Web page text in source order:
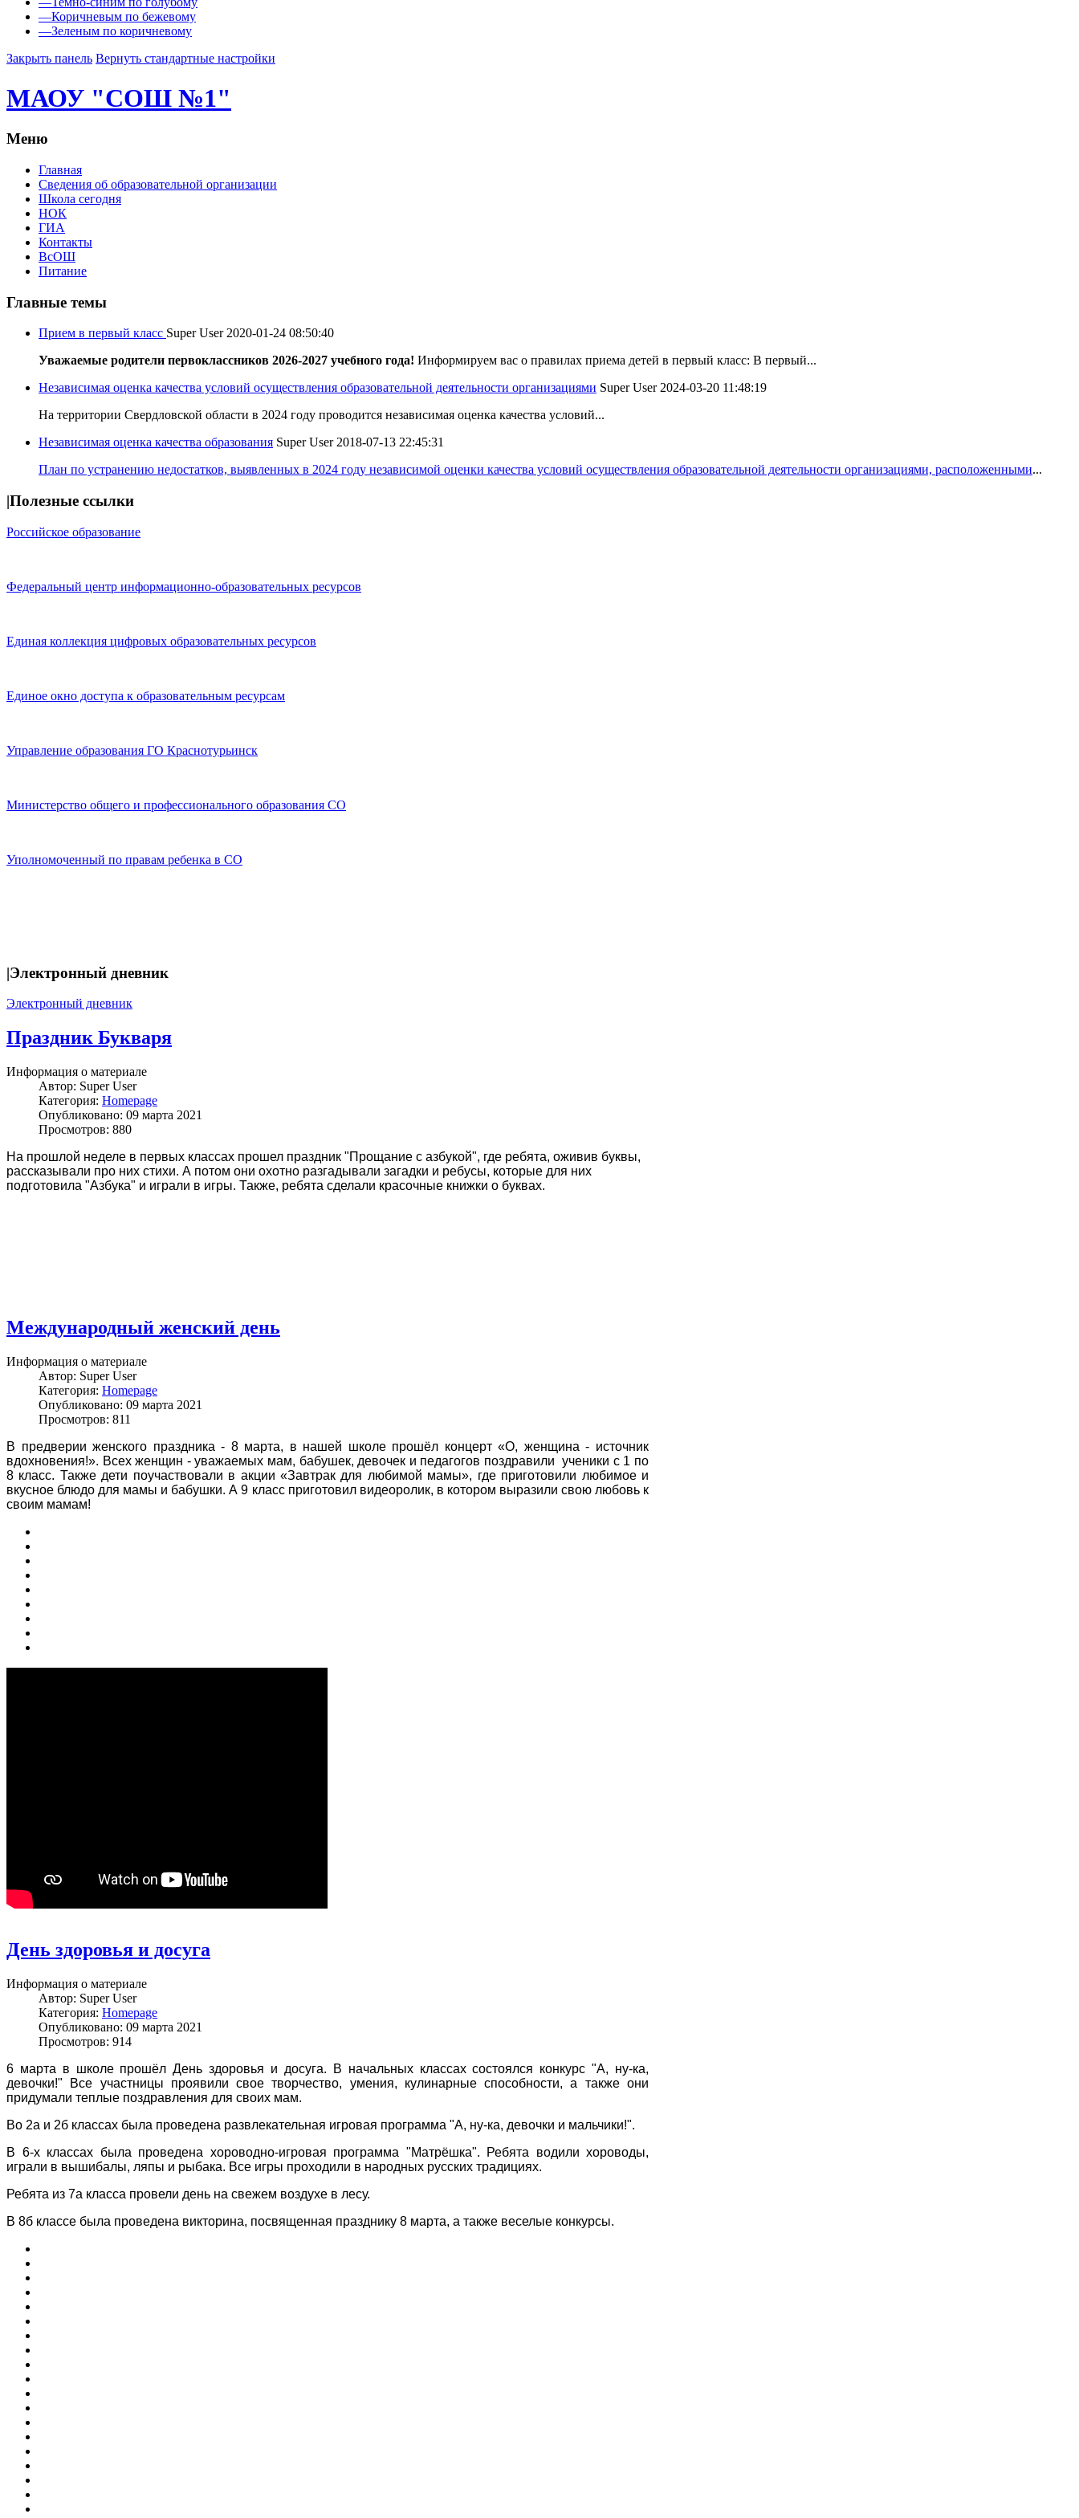
—Коричневым по бежевому
—Зеленым по коричневому
Закрыть панель Вернуть стандартные настройки
МАОУ "СОШ №1"
Меню
Главная
Сведения об образовательной организации
Школа сегодня
НОК
ГИА
Контакты
ВсОШ
Питание
Главные темы
Прием в первый класс Super User2020-01-24 08:50:40
Уважаемые родители первоклассников 2026-2027 учебного года! Информируем вас о правилах приема детей в первый класс: В первый...
Независимая оценка качества условий осуществления образовательной деятельности организациями Super User2024-03-20 11:48:19
На территории Свердловской области в 2024 году проводится независимая оценка качества условий...
Независимая оценка качества образования Super User2018-07-13 22:45:31
План по устранению недостатков, выявленных в 2024 году независимой оценки качества условий осуществления образовательной деятельности организациями, расположенными...
|Полезные ссылки
Российское образование
Федеральный центр информационно-образовательных ресурсов
Единая коллекция цифровых образовательных ресурсов
Единое окно доступа к образовательным ресурсам
Управление образования ГО Краснотурьинск
Министерство общего и профессионального образования СО
Уполномоченный по правам ребенка в СО
|Электронный дневник
Электронный дневник
Праздник Букваря
Информация о материале
Автор: Super User
Категория: Homepage
Опубликовано: 09 марта 2021
Просмотров: 880
На прошлой неделе в первых классах прошел праздник "Прощание с азбукой", где ребята, оживив буквы,
рассказывали про них стихи. А потом они охотно разгадывали загадки и ребусы, которые для них
подготовила "Азбука" и играли в игры. Также, ребята сделали красочные книжки о буквах.
Международный женский день
Информация о материале
Автор: Super User
Категория: Homepage
Опубликовано: 09 марта 2021
Просмотров: 811
В предверии женского праздника - 8 марта, в нашей школе прошёл концерт «О, женщина - источник
вдохновения!». Всех женщин - уважаемых мам, бабушек, девочек и педагогов поздравили ученики с 1 по
8 класс. Также дети поучаствовали в акции «Завтрак для любимой мамы», где приготовили любимое и
вкусное блюдо для мамы и бабушки. А 9 класс приготовил видеоролик, в котором выразили свою любовь к
своим мамам!
День здоровья и досуга
Информация о материале
Автор: Super User
Категория: Homepage
Опубликовано: 09 марта 2021
Просмотров: 914
6 марта в школе прошёл День здоровья и досуга. В начальных классах состоялся конкурс "А, ну-ка,
девочки!" Все участницы проявили свое творчество, умения, кулинарные способности, а также они
придумали теплые поздравления для своих мам.
Во 2а и 2б классах была проведена развлекательная игровая программа "А, ну-ка, девочки и мальчики!".
В 6-х классах была проведена хороводно-игровая программа "Матрёшка". Ребята водили хороводы,
играли в вышибалы, ляпы и рыбака. Все игры проходили в народных русских традициях.
Ребята из 7а класса провели день на свежем воздухе в лесу.
В 8б классе была проведена викторина, посвященная празднику 8 марта, а также веселые конкурсы.